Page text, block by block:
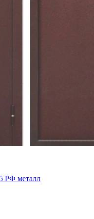
РФ металл